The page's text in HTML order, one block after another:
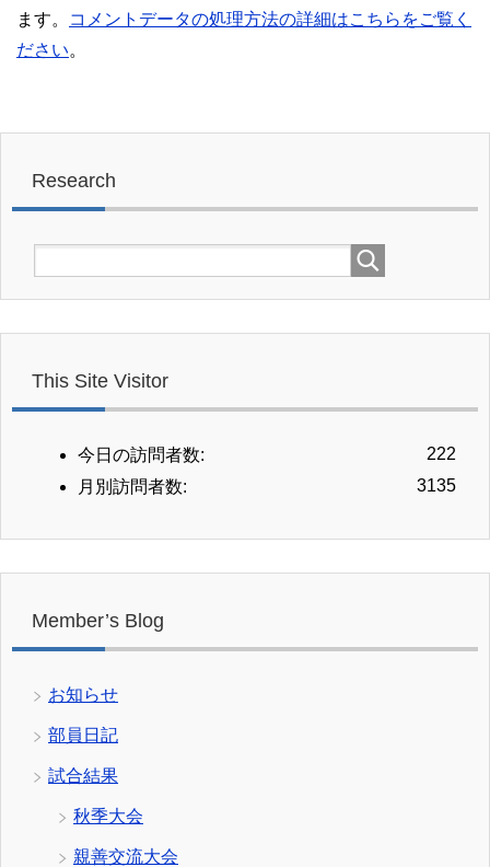
ます。
コメントデータの処理方法の詳細はこちらをご覧く
ださい。
Research
This Site Visitor
222
今日の訪問者数:
3135
月別訪問者数:
Member’s Blog
お知らせ
部員日記
試合結果
秋季大会
親善交流大会